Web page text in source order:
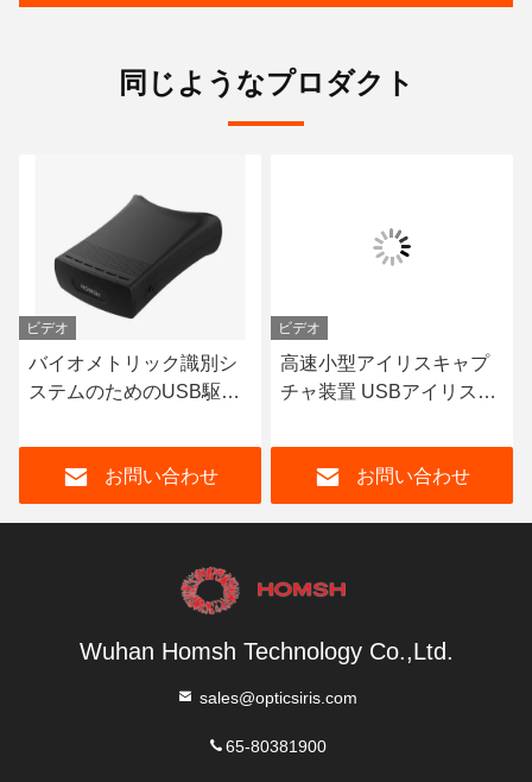
同じようなプロダクト
ビデオ
バイオメトリック識別シ
ステムのためのUSB駆動
オメトリック装置
お問い合わせ
ビデオ
高速小型アイリスキャプ
チャ装置 USBアイリスバ
お問い合わせ
Wuhan Homsh Technology Co.,Ltd.
sales@opticsiris.com
65-80381900